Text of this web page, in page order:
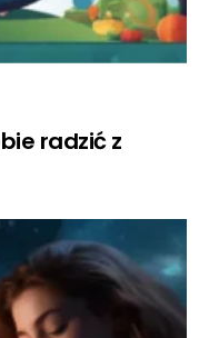
radzić z